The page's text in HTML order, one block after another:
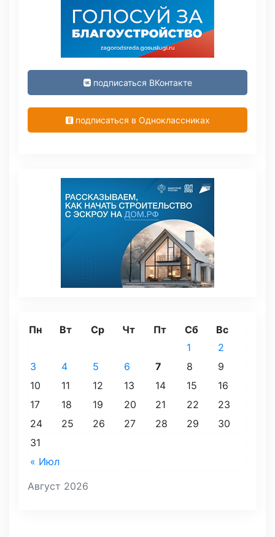
подписаться ВКонтакте
подписаться в Одноклассниках
Август 2026
Пн Вт Ср Чт Пт Сб Вс
« Июл
1
2
3
4 5 6 7 8
9
10
11 12 13 14 15
16
17
18 19 20 21 22
23
24
25 26 27 28 29
30
31